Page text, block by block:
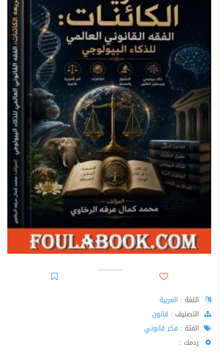
اللغة : العربية
اﻟﺘﺼﻨﻴﻒ : قانون
الفئة : فكر قانوني
ردمك :